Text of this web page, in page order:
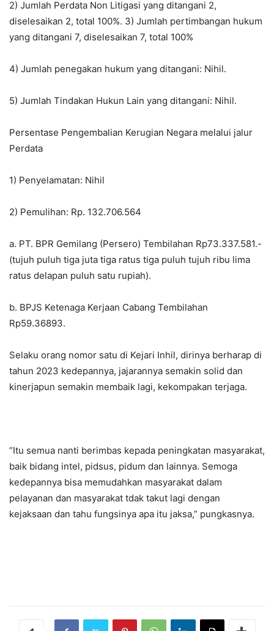
2) Jumlah Perdata Non Litigasi yang ditangani 2,
diselesaikan 2, total 100%. 3) Jumlah pertimbangan hukum
yang ditangani 7, diselesaikan 7, total 100%
4) Jumlah penegakan hukum yang ditangani: Nihil.
5) Jumlah Tindakan Hukun Lain yang ditangani: Nihil.
Persentase Pengembalian Kerugian Negara melalui jalur
Perdata
1) Penyelamatan: Nihil
2) Pemulihan: Rp. 132.706.564
a. PT. BPR Gemilang (Persero) Tembilahan Rp73.337.581.-
(tujuh puluh tiga juta tiga ratus tiga puluh tujuh ribu lima
ratus delapan puluh satu rupiah).
b. BPJS Ketenaga Kerjaan Cabang Tembilahan
Rp59.36893.
Selaku orang nomor satu di Kejari Inhil, dirinya berharap di
tahun 2023 kedepannya, jajarannya semakin solid dan
kinerjapun semakin membaik lagi, kekompakan terjaga.
“Itu semua nanti berimbas kepada peningkatan masyarakat,
baik bidang intel, pidsus, pidum dan lainnya. Semoga
kedepannya bisa memudahkan masyarakat dalam
pelayanan dan masyarakat tdak takut lagi dengan
kejaksaan dan tahu fungsinya apa itu jaksa,” pungkasnya.